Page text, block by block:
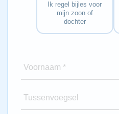
Ik regel bijles voor
mijn zoon of
dochter
Voornaam *
Tussenvoegsel